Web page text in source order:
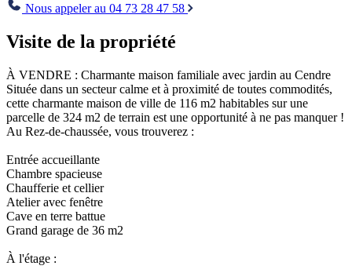
Visite de la propriété
À VENDRE : Charmante maison familiale avec jardin au Cendre
Située dans un secteur calme et à proximité de toutes commodités,
cette charmante maison de ville de 116 m2 habitables sur une
parcelle de 324 m2 de terrain est une opportunité à ne pas manquer !
Au Rez-de-chaussée, vous trouverez :
Entrée accueillante
Chambre spacieuse
Chaufferie et cellier
Atelier avec fenêtre
Cave en terre battue
Grand garage de 36 m2
À l'étage :
Nous appeler au 04 73 28 47 58